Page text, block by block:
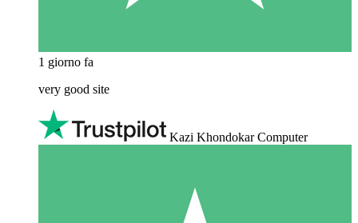
1 giorno fa
very good site
Kazi Khondokar Computer